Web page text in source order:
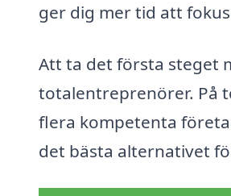
ger dig mer tid att
Att ta det första steget
totalentreprenörer. På
flera kompetenta
det bästa alternativet